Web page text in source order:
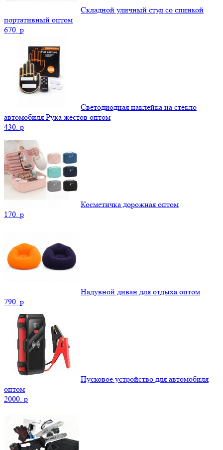
Складной уличный стул со спинкой
портативный оптом
670. p
Светодиодная наклейка на стекло
автомобиля Рука жестов оптом
430. p
Косметичка дорожная оптом
170. p
Надувной диван для отдыха оптом
790. p
Пусковое устройство для автомобиля
оптом
2000. p